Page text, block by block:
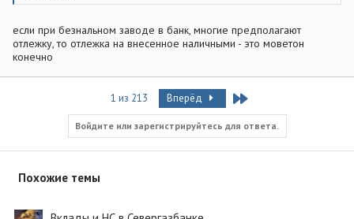
если при безнальном заводе в банк, многие предполагают
отлежку, то отлежка на внесенное наличными - это моветон
конечно
1 из 213 Вперёд Last
Войдите или зарегистрируйтесь для ответа.
Похожие темы